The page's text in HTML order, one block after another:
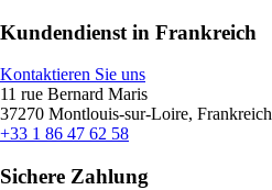
Kundendienst in Frankreich
Kontaktieren Sie uns
11 rue Bernard Maris
37270 Montlouis-sur-Loire, Frankreich
+33 1 86 47 62 58
Sichere Zahlung